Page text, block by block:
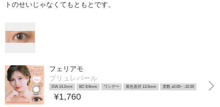
トのせいじゃなくてもともとです。
フェリアモ
ブリュレパール
DIA 14.2mm BC 8.6mm ワンデー 着色直径 13.5mm 度数 ±0.00~ -10.00
¥1,760